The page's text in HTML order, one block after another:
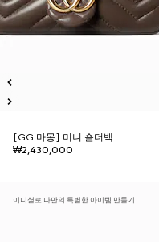
[GG 마몽] 미니 숄더백
₩2,430,000
이니셜로 나만의 특별한 아이템 만들기